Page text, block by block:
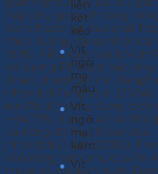
liên
kết
kèo
Vít
ngói
mạ
màu
Vít
ngói
mạ
kẽm
Vít
hấp phụ giảm khi tăng
kích thước hạt của chất
theo đường đẳng nhiệt
1995). Hiệu suất loại bỏ ion
với lượng Pb được hấp phụ
(theo phương trình
nhận bởi Feng et al.
ion Pb (II) trong dung dịch
∼94,75%, ở pH = 4,6 và
và nồng độ Pb (II) ban đầu
nhận bởi El-Said (2010).
khả năng hấp phụ của
trong dung dịch nước,